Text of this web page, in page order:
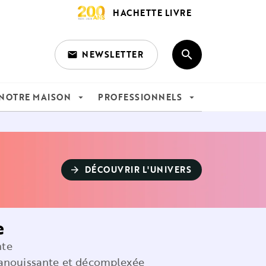
HACHETTE LIVRE
email NEWSLETTER search
MAISON arrow_drop_down PROFESSIONNELS arrow_drop_down
arrow_forward DÉCOUVRIR L'UNIVERS
et décomplexée